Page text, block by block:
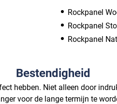
Rockpanel
Rockpanel
Rockpanel
Bestendigheid
hebben. Niet alleen door
voor de lange termijn te